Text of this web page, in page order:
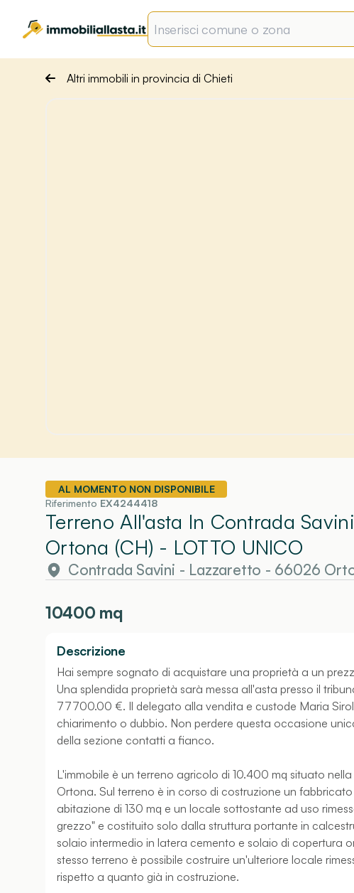
Altri immobili in provincia di Chieti
AL MOMENTO NON DISPONIBILE
Riferimento EX4244418
Terreno All'asta In Contrada
Ortona (CH) - LOTTO UNICO
Contrada Savini - Lazzaretto - 66026
10400 mq
Descrizione
Hai sempre sognato di acquistare una proprietà a un
Una splendida proprietà sarà messa all'asta presso il
77700.00 €. Il delegato alla vendita e custode Maria
chiarimento o dubbio. Non perdere questa occasione
della sezione contatti a fianco.
L'immobile è un terreno agricolo di 10.400 mq situato
Ortona. Sul terreno è in corso di costruzione un
abitazione di 130 mq e un locale sottostante ad uso
grezzo" e costituito solo dalla struttura portante in
solaio intermedio in latera cemento e solaio di copertura
stesso terreno è possibile costruire un'ulteriore locale
rispetto a quanto già in costruzione.